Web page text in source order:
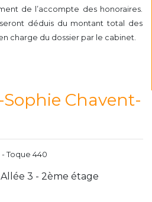
de l’accompte des honoraires.
déduis du montant total des
charge du dossier par le cabinet.
Chavent-
Toque 440
3 - 2ème étage